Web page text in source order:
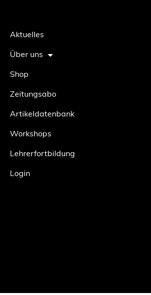
Aktuelles
Über uns
Shop
Zeitungsabo
Artikeldatenbank
Workshops
Lehrerfortbildung
Login